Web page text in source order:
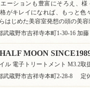
ーションも豊富にそろえ、
格がキレイになれば、もっと
はじめた美容室発想の頭の美
武蔵野市吉祥寺本町1-30-16 加
MOON
ル 電子トリートメント M3.2取
武蔵野市吉祥寺本町2-28-8 定